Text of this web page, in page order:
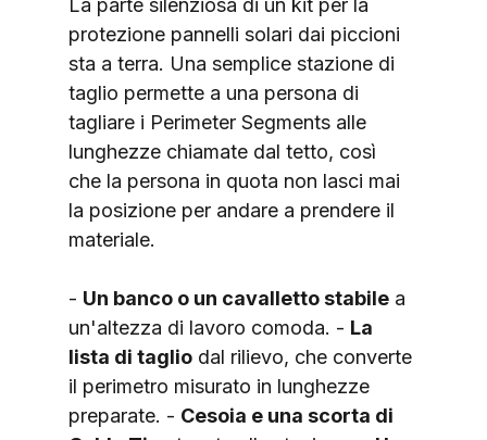
La parte silenziosa di un kit per la
protezione pannelli solari dai piccioni
sta a terra. Una semplice stazione di
taglio permette a una persona di
tagliare i Perimeter Segments alle
lunghezze chiamate dal tetto, così
che la persona in quota non lasci mai
la posizione per andare a prendere il
materiale.
- Un banco o un cavalletto stabile a
un'altezza di lavoro comoda. - La
lista di taglio dal rilievo, che converte
il perimetro misurato in lunghezze
preparate. - Cesoia e una scorta di